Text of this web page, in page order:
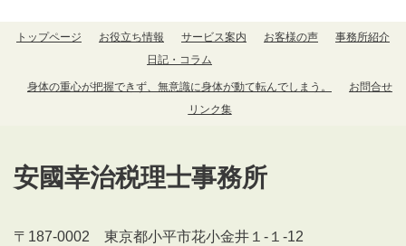
トップページ お役立ち情報 サービス案内 お客様の声
事務所紹介
日記・コラム
身体の重心が把握できず、無意識に身体が動て転んでしまう。
お問合せ
リンク集
安國幸治税理士事務所
〒187-0002 東京都小平市花小金井１-１-12